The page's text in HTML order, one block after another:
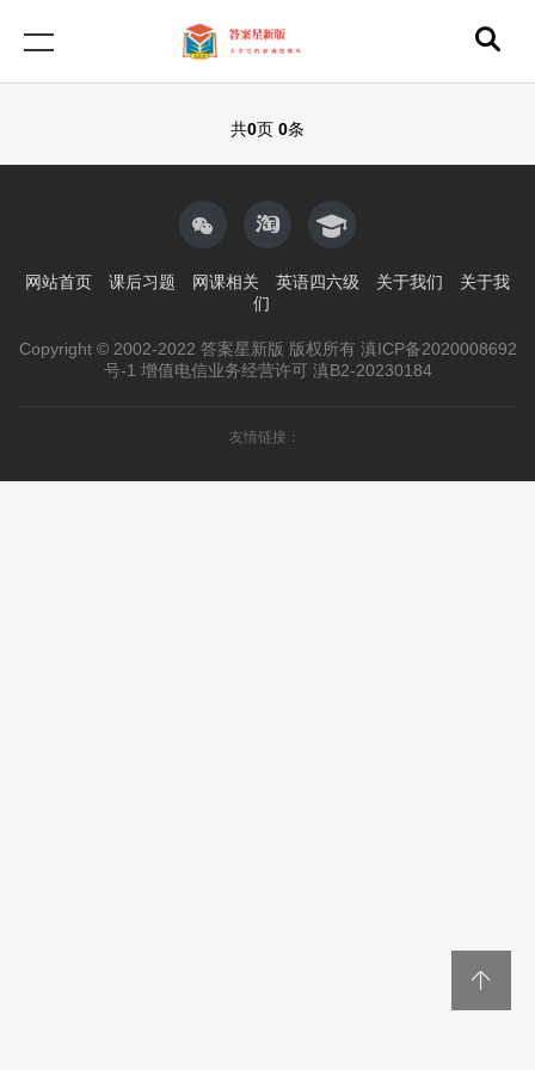
共0页 0条
网站首页 课后习题 网课相关 英语四六级 关于我们
关于我
们
Copyright © 2002-2022 答案星新版 版权所有 滇ICP备2020008692
号-1 增值电信业务经营许可 滇B2-20230184
友情链接：